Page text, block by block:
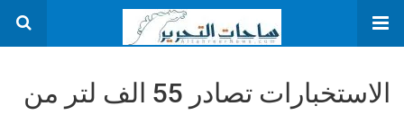
الاستخبارات تصادر 55 الف لتر من